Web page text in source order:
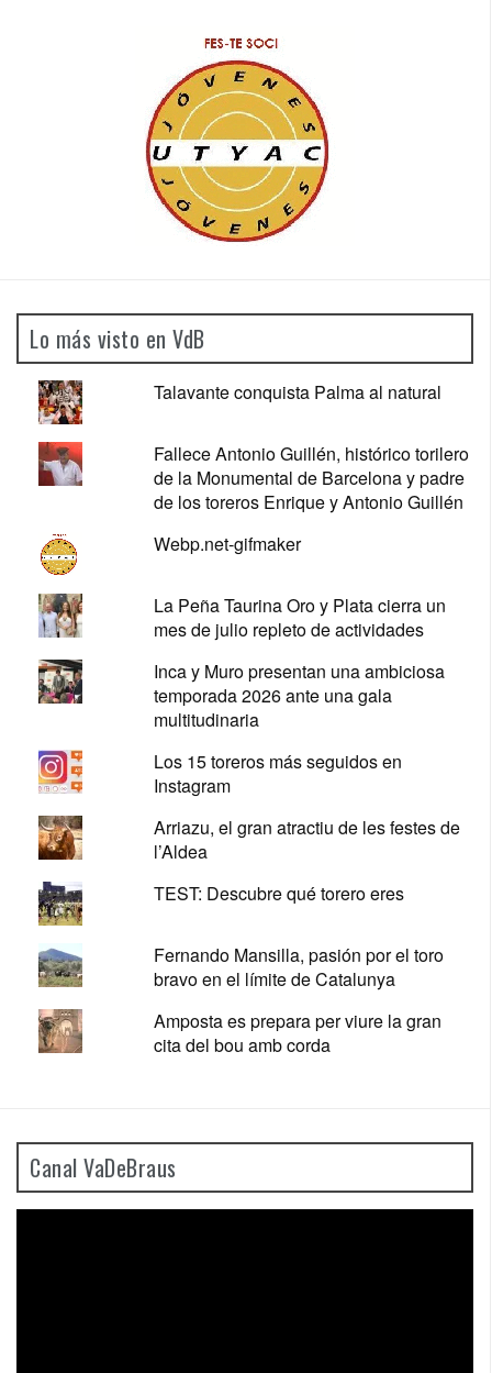
Lo más visto en VdB
Talavante conquista Palma al natural
Fallece Antonio Guillén, histórico torilero
de la Monumental de Barcelona y padre
de los toreros Enrique y Antonio Guillén
Webp.net-gifmaker
La Peña Taurina Oro y Plata cierra un
mes de julio repleto de actividades
Inca y Muro presentan una ambiciosa
temporada 2026 ante una gala
multitudinaria
Los 15 toreros más seguidos en
Instagram
Arriazu, el gran atractiu de les festes de
l’Aldea
TEST: Descubre qué torero eres
Fernando Mansilla, pasión por el toro
bravo en el límite de Catalunya
Amposta es prepara per viure la gran
cita del bou amb corda
Canal VaDeBraus